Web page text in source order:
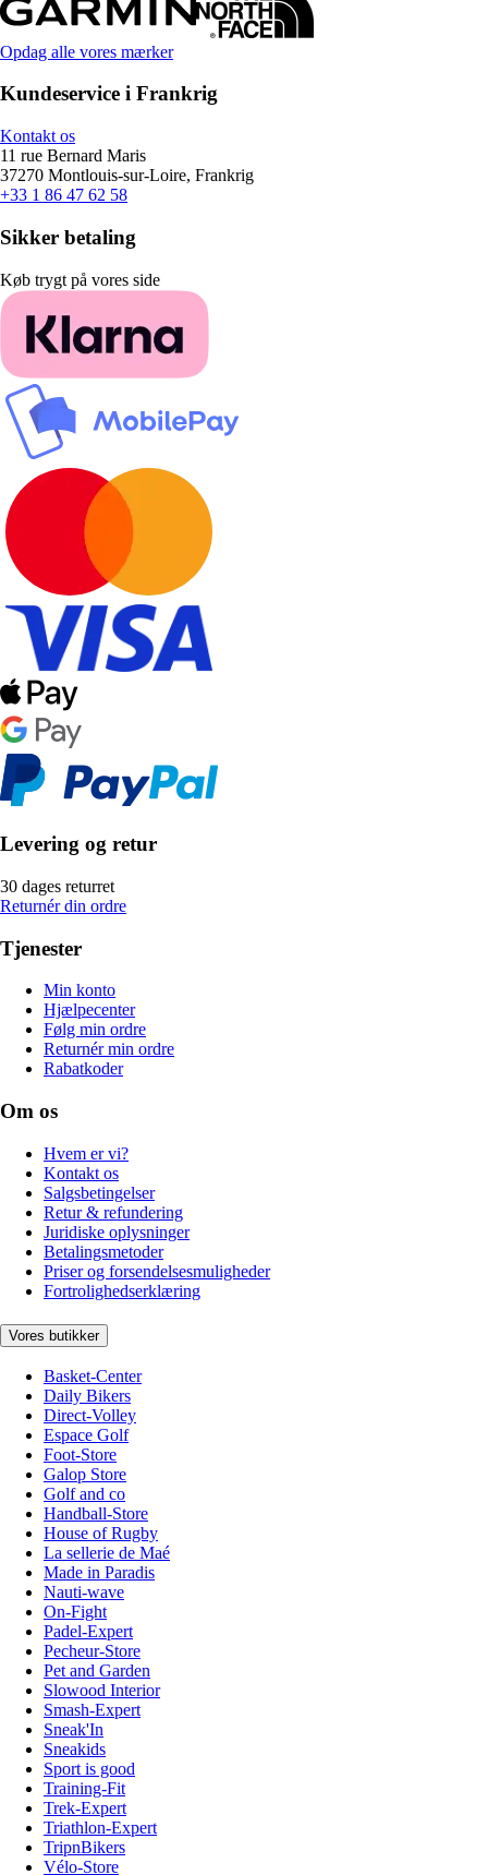
Opdag alle vores mærker
Kundeservice i Frankrig
Kontakt os
11 rue Bernard Maris
37270 Montlouis-sur-Loire, Frankrig
+33 1 86 47 62 58
Sikker betaling
Køb trygt på vores side
Levering og retur
30 dages returret
Returnér din ordre
Tjenester
Min konto
Hjælpecenter
Følg min ordre
Returnér min ordre
Rabatkoder
Om os
Hvem er vi?
Kontakt os
Salgsbetingelser
Retur & refundering
Juridiske oplysninger
Betalingsmetoder
Priser og forsendelsesmuligheder
Fortrolighedserklæring
Vores butikker
Basket-Center
Daily Bikers
Direct-Volley
Espace Golf
Foot-Store
Galop Store
Golf and co
Handball-Store
House of Rugby
La sellerie de Maé
Made in Paradis
Nauti-wave
On-Fight
Padel-Expert
Pecheur-Store
Pet and Garden
Slowood Interior
Smash-Expert
Sneak'In
Sneakids
Sport is good
Training-Fit
Trek-Expert
Triathlon-Expert
TripnBikers
Vélo-Store